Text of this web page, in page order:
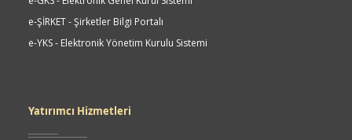
e-ŞİRKET - Şirketler Bilgi Portalı
e-YKS - Elektronik Yönetim Kurulu Sistemi
Yatırımcı Hizmetleri